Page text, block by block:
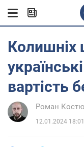
Колишніх
вартість
Роман
12.01.2024 18:01